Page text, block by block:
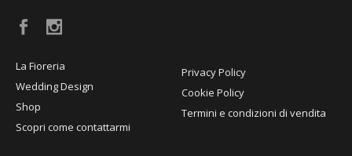
La Fioreria
Wedding Design
Shop
Scopri come contattarmi
Privacy Policy
Cookie Policy
Termini e condizioni di vendita